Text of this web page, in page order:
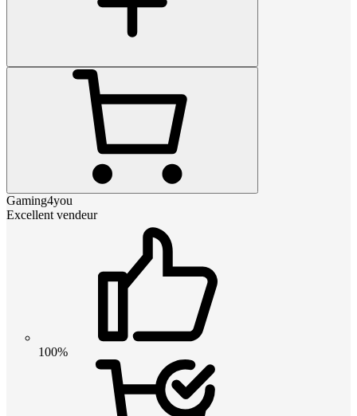
Gaming4you
Excellent vendeur
100%